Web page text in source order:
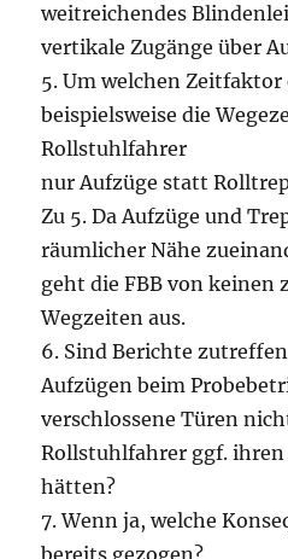
weitreichendes
vertikale Zugänge über
5. Um welchen
beispielsweise die
Rollstuhlfahrer
nur Aufzüge statt
Zu 5. Da Aufzüge und
räumlicher Nähe
geht die FBB von keinen
Wegzeiten aus.
6. Sind Berichte
Aufzügen beim
verschlossene Türen
Rollstuhlfahrer ggf. ihren
hätten?
7. Wenn ja, welche